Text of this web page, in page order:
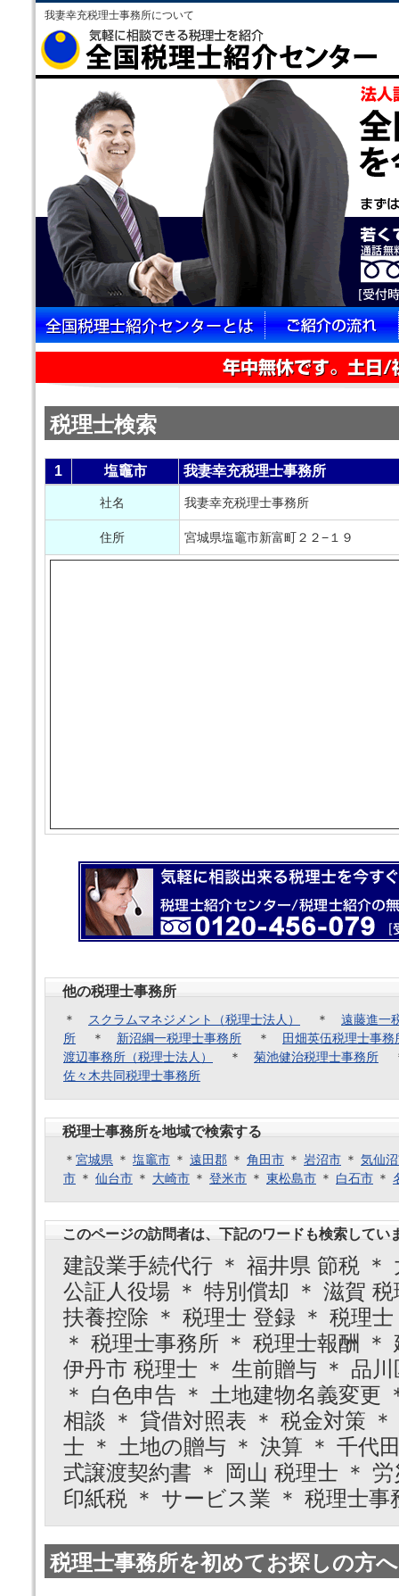
我妻幸充税理士事務所について
税理士検索
1 塩竈市 我妻幸充税理士事務所
社名 我妻幸充税理士事務所
住所 宮城県塩竈市新富町２２−１９
他の税理士事務所
＊ スクラムマネジメント（税理士法人） ＊ 遠藤進一
所 ＊ 新沼綱一税理士事務所 ＊
田畑英伍税理士事務
渡辺事務所（税理士法人）
＊ 菊池健治税理士事務所
佐々木共同税理士事務所
税理士事務所を地域で検索する
＊ 宮城県 ＊ 塩竈市 ＊ 遠田郡 ＊ 角田市 ＊ 岩沼市 ＊ 気仙
市 ＊ 仙台市 ＊ 大崎市 ＊ 登米市 ＊ 東松島市 ＊ 白石市 ＊
このページの訪問者は、下記のワードも検索してい
建設業手続代行 ＊ 福井県 節税 ＊
公証人役場 ＊ 特別償却 ＊ 滋賀
扶養控除 ＊ 税理士 登録 ＊ 税理
＊ 税理士事務所 ＊ 税理士報酬
伊丹市 税理士 ＊ 生前贈与 ＊ 品
＊ 白色申告 ＊ 土地建物名義変更
相談 ＊ 貸借対照表 ＊ 税金対策
士 ＊ 土地の贈与 ＊ 決算 ＊ 千代
式譲渡契約書 ＊ 岡山 税理士 ＊
印紙税 ＊ サービス業 ＊ 税理士事
税理士事務所を初めてお探しの方へ